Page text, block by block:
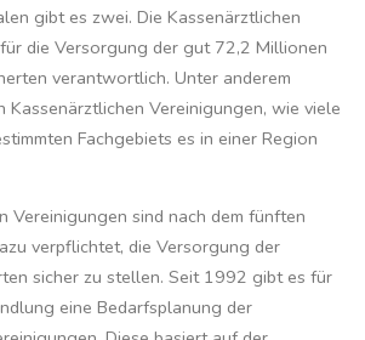
gibt es zwei. Die Kassenärztlichen
die Versorgung der gut 72,2 Millionen
verantwortlich. Unter anderem
Kassenärztlichen Vereinigungen, wie viele
Fachgebiets es in einer Region
Vereinigungen sind nach dem fünften
verpflichtet, die Versorgung der
sicher zu stellen. Seit 1992 gibt es für
eine Bedarfsplanung der